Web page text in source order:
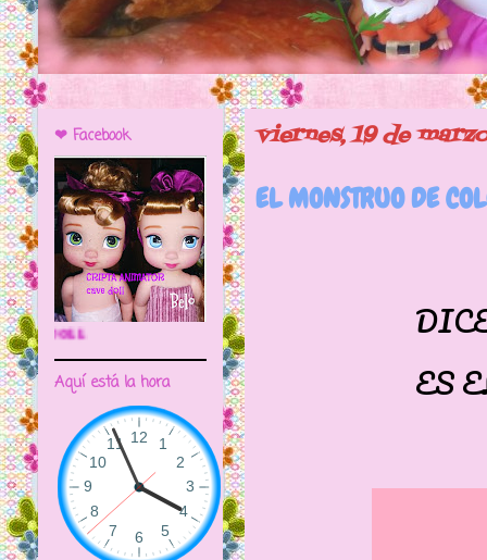
viernes, 19 de
EL MONSTRUO DE
DICEN
ES EL
❤ Facebook
🌼CRIPTA ANIMATOR CAVE DOLL
Aquí está la hora